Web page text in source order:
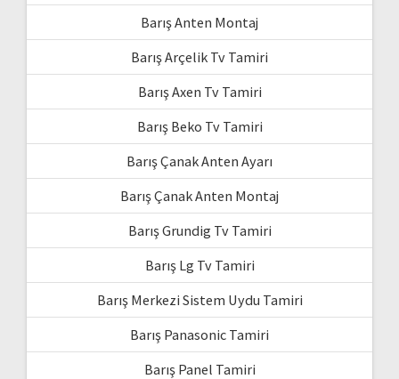
Barış Anten Montaj
Barış Arçelik Tv Tamiri
Barış Axen Tv Tamiri
Barış Beko Tv Tamiri
Barış Çanak Anten Ayarı
Barış Çanak Anten Montaj
Barış Grundig Tv Tamiri
Barış Lg Tv Tamiri
Barış Merkezi Sistem Uydu Tamiri
Barış Panasonic Tamiri
Barış Panel Tamiri